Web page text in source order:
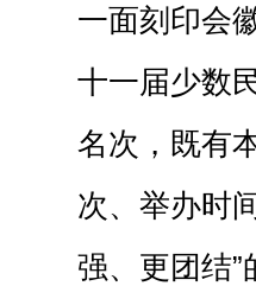
一面刻印会
十一届少数
名次，既有
次、举办时
强、更团结”